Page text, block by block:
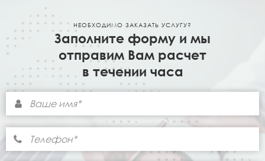
НЕОБХОДИМО ЗАКАЗАТЬ УСЛУГУ?
Заполните форму и мы
отправим Вам расчет
в течении часа